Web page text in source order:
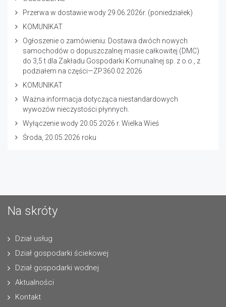
Przerwa w dostawie wody 29.06.2026r. (poniedziałek)
KOMUNIKAT
Ogłoszenie o zamówieniu: Dostawa dwóch nowych
samochodów o dopuszczalnej masie całkowitej (DMC)
do 3,5 t dla Zakładu Gospodarki Komunalnej sp. z o.o., z
podziałem na części—ZP.360.02.2026
KOMUNIKAT
Ważna informacja dotycząca niestandardowych
wywozów nieczystości płynnych.
Wyłączenie wody 20.05.2026 r. Wielka Wieś
Środa, 20.05.2026 roku
Na skróty
Dział usług
Dział gospodarki ściekowej
Dział gospodarki wodnej
Aktualności
Kontakt